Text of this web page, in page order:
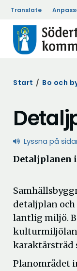
Translate
Start / Bo och
Lyssna på
Detaljplanen
detaljplan
lantlig miljö.
karaktärsträd
Planområdet